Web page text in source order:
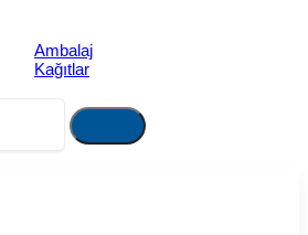
Ambalaj
Kağıtlar